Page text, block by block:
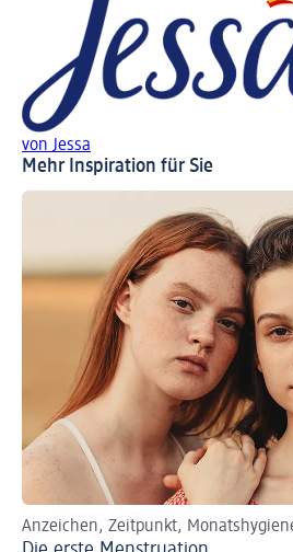
von Jessa
Mehr Inspiration für Sie
Anzeichen, Zeitpunkt,